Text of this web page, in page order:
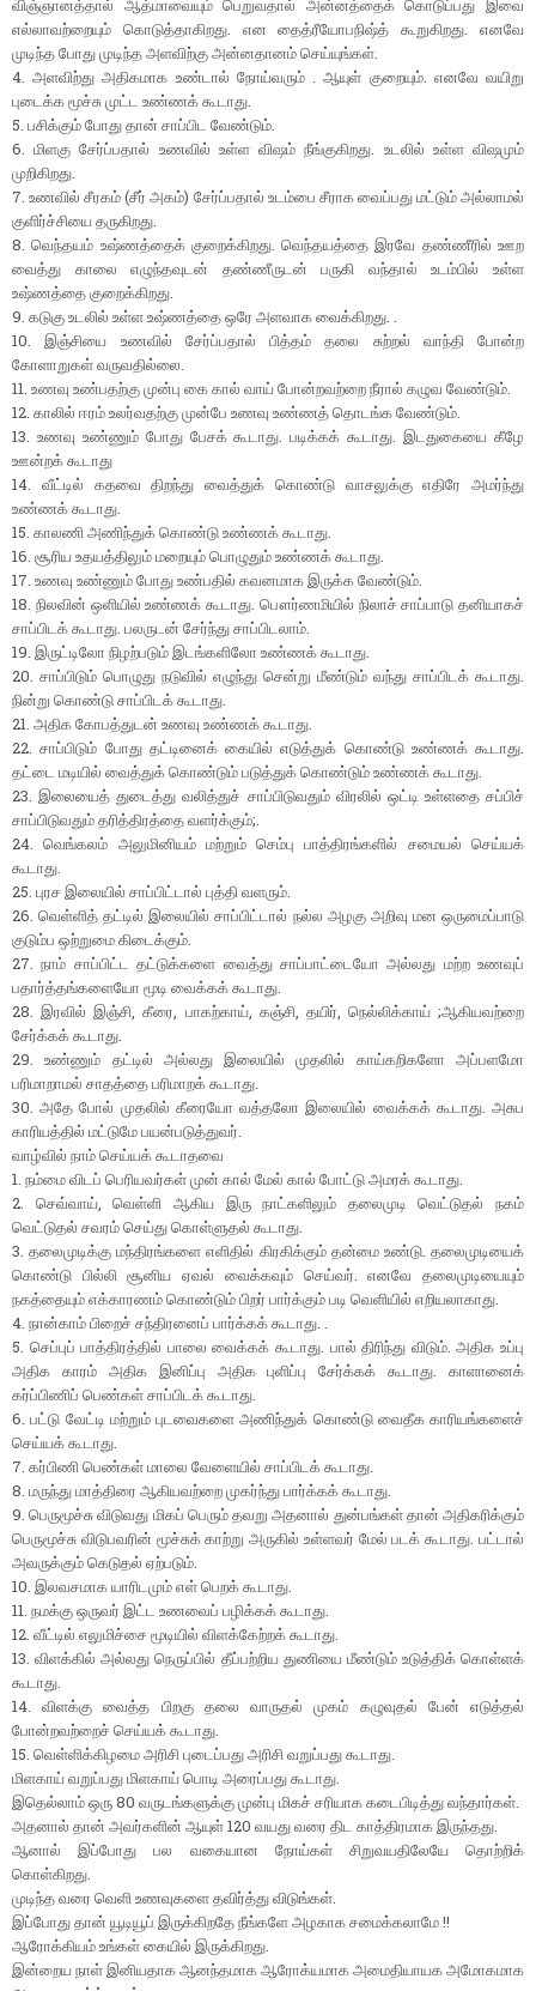
விஞ்ஞானத்தால் ஆத்மாவையும் பெறுவதால் அன்னத்தைக் கொடுப்பது இவை
எல்லாவற்றையும் கொடுத்தாகிறது. என தைத்ரீயோபநிஷ்த் கூறுகிறது. எனவே
முடிந்த போது முடிந்த அளவிற்கு அன்னதானம் செய்யுங்கள்.
4. அளவிற்து அதிகமாக உண்டால் நோய்வரும் . ஆயுள் குறையும். எனவே வயிறு
புடைக்க மூச்சு முட்ட உண்ணக் கூடாது.
5. பசிக்கும் போது தான் சாப்பிட வேண்டும்.
6. மிளகு சேர்ப்பதால் உணவில் உள்ள விஷம் நீங்குகிறது. உடலில் உள்ள விஷமும்
முறிகிறது.
7. உணவில் சீரகம் (சீர் அகம்) சேர்ப்பதால் உடம்பை சீராக வைப்பது மட்டும் அல்லாமல்
குளிர்ச்சியை தருகிறது.
8. வெந்தயம் உஷ்ணத்தைக் குறைக்கிறது. வெந்தயத்தை இரவே தண்ணீரில் ஊற
வைத்து காலை எழுந்தவுடன் தண்ணீருடன் பருகி வந்தால் உடம்பில் உள்ள
உஷ்ணத்தை குறைக்கிறது.
9. கடுகு உடலில் உள்ள உஷ்ணத்தை ஒரே அளவாக வைக்கிறது. .
10. இஞ்சியை உணவில் சேர்ப்பதால் பித்தம் தலை சுற்றல் வாந்தி போன்ற
கோளாறுகள் வருவதில்லை.
11. உணவு உண்பதற்கு முன்பு கை கால் வாய் போன்றவற்றை நீரால் கழுவ வேண்டும்.
12. காலில் ஈரம் உலர்வதற்கு முன்பே உணவு உண்ணத் தொடங்க வேண்டும்.
13. உணவு உண்ணும் போது பேசக் கூடாது. படிக்கக் கூடாது. இடதுகையை கீழே
ஊன்றக் கூடாது
14. வீட்டில் கதவை திறந்து வைத்துக் கொண்டு வாசலுக்கு எதிரே அமர்ந்து
உண்ணக் கூடாது.
15. காலணி அணிந்துக் கொண்டு உண்ணக் கூடாது.
16. சூரிய உதயத்திலும் மறையும் பொழுதும் உண்ணக் கூடாது.
17. உணவு உண்ணும் போது உண்பதில் கவனமாக இருக்க வேண்டும்.
18. நிலவின் ஒளியில் உண்ணக் கூடாது. பௌர்ணமியில் நிலாச் சாப்பாடு தனியாகச்
சாப்பிடக் கூடாது. பலருடன் சேர்ந்து சாப்பிடலாம்.
19. இருட்டிலோ நிழற்படும் இடங்களிலோ உண்ணக் கூடாது.
20. சாப்பிடும் பொழுது நடுவில் எழுந்து சென்று மீண்டும் வந்து சாப்பிடக் கூடாது.
நின்று கொண்டு சாப்பிடக் கூடாது.
21. அதிக கோபத்துடன் உணவு உண்ணக் கூடாது.
22. சாப்பிடும் போது தட்டினைக் கையில் எடுத்துக் கொண்டு உண்ணக் கூடாது.
தட்டை மடியில் வைத்துக் கொண்டும் படுத்துக் கொண்டும் உண்ணக் கூடாது.
23. இலையைத் துடைத்து வலித்துச் சாப்பிடுவதும் விரலில் ஒட்டி உள்ளதை சப்பிச்
சாப்பிடுவதும் தரித்திரத்தை வளர்க்கும்;.
24. வெங்கலம் அலுமினியம் மற்றும் செம்பு பாத்திரங்களில் சமையல் செய்யக்
கூடாது.
25. புரச இலையில் சாப்பிட்டால் புத்தி வளரும்.
26. வெள்ளித் தட்டில் இலையில் சாப்பிட்டால் நல்ல அழகு அறிவு மன ஒருமைப்பாடு
குடும்ப ஒற்றுமை கிடைக்கும்.
27. நாம் சாப்பிட்ட தட்டுக்களை வைத்து சாப்பாட்டையோ அல்லது மற்ற உணவுப்
பதார்த்தங்களையோ மூடி வைக்கக் கூடாது.
28. இரவில் இஞ்சி, கீரை, பாகற்காய், கஞ்சி, தயிர், நெல்லிக்காய் ;ஆகியவற்றை
சேர்க்கக் கூடாது.
29. உண்ணும் தட்டில் அல்லது இலையில் முதலில் காய்கறிகளோ அப்பளமோ
பரிமாறாமல் சாதத்தை பரிமாறக் கூடாது.
30. அதே போல் முதலில் கீரையோ வத்தலோ இலையில் வைக்கக் கூடாது. அசுப
காரியத்தில் மட்டுமே பயன்படுத்துவர்.
வாழ்வில் நாம் செய்யக் கூடாதவை
1. நம்மை விடப் பெரியவர்கள் முன் கால் மேல் கால் போட்டு அமரக் கூடாது.
2. செவ்வாய், வெள்ளி ஆகிய இரு நாட்களிலும் தலைமுடி வெட்டுதல் நகம்
வெட்டுதல் சவரம் செய்து கொள்ளுதல் கூடாது.
3. தலைமுடிக்கு மந்திரங்களை எளிதில் கிரகிக்கும் தன்மை உண்டு. தலைமுடியைக்
கொண்டு பில்லி சூனிய ஏவல் வைக்கவும் செய்வர். எனவே தலைமுடியையும்
நகத்தையும் எக்காரணம் கொண்டும் பிறர் பார்க்கும் படி வெளியில் எறியலாகாது.
4. நான்காம் பிறைச் சந்திரனைப் பார்க்கக் கூடாது. .
5. செப்புப் பாத்திரத்தில் பாலை வைக்கக் கூடாது. பால் திரிந்து விடும். அதிக உப்பு
அதிக காரம் அதிக இனிப்பு அதிக புளிப்பு சேர்க்கக் கூடாது. காளானைக்
கர்ப்பிணிப் பெண்கள் சாப்பிடக் கூடாது.
6. பட்டு வேட்டி மற்றும் புடவைகளை அணிந்துக் கொண்டு வைதீக காரியங்களைச்
செய்யக் கூடாது.
7. கர்பிணி பெண்கள் மாலை வேளையில் சாப்பிடக் கூடாது.
8. மருந்து மாத்திரை ஆகியவற்றை முகர்ந்து பார்க்கக் கூடாது.
9. பெருமூச்சு விடுவது மிகப் பெரும் தவறு அதனால் துன்பங்கள் தான் அதிகரிக்கும்
பெருமூச்சு விடுபவரின் மூச்சுக் காற்று அருகில் உள்ளவர் மேல் படக் கூடாது. பட்டால்
அவருக்கும் கெடுதல் ஏற்படும்.
10. இலவசமாக யாரிடமும் எள் பெறக் கூடாது.
11. நமக்கு ஒருவர் இட்ட உணவைப் பழிக்கக் கூடாது.
12. வீட்டில் எலுமிச்சை மூடியில் விளக்கேற்றக் கூடாது.
13. விளக்கில் அல்லது நெருப்பில் தீப்பற்றிய துணியை மீண்டும் உடுத்திக் கொள்ளக்
கூடாது.
14. விளக்கு வைத்த பிறகு தலை வாருதல் முகம் கழுவுதல் பேன் எடுத்தல்
போன்றவற்றைச் செய்யக் கூடாது.
15. வெள்ளிக்கிழமை அரிசி புடைப்பது அரிசி வறுப்பது கூடாது.
மிளகாய் வறுப்பது மிளகாய் பொடி அரைப்பது கூடாது.
இதெல்லாம் ஒரு 80 வருடங்களுக்கு முன்பு மிகச் சரியாக கடைபிடித்து வந்தார்கள்.
அதனால் தான் அவர்களின் ஆயுள் 120 வயது வரை திட காத்திரமாக இருந்தது.‌
ஆனால் இப்போது பல வகையான நோய்கள் சிறுவயதிலேயே தொற்றிக்
கொள்கிறது.
முடிந்த வரை வெளி உணவுகளை தவிர்த்து விடுங்கள்.
இப்போது தான் யூடியூப் இருக்கிறதே நீங்களே அழகாக சமைக்கலாமே !!
ஆரோக்கியம் உங்கள் கையில் இருக்கிறது.
இன்றைய நாள் இனியதாக ஆனந்தமாக ஆரோக்யமாக அமைதியாயக அமோகமாக